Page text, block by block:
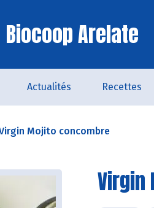
Biocoop Arelate
Actualités Recettes
Mojito concombre
Virgin